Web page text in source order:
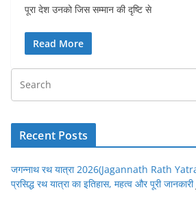
पूरा देश उनको जिस सम्मान की दृष्टि से
Read More
Recent Posts
जगन्नाथ रथ यात्रा 2026(Jagannath Rath
प्रसिद्ध रथ यात्रा का इतिहास, महत्व और पूरी जानकारी